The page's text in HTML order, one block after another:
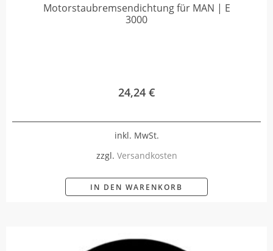
Motorstaubremsendichtung für MAN | E
3000
24,24 €
inkl. MwSt.
zzgl. Versandkosten
IN DEN WARENKORB